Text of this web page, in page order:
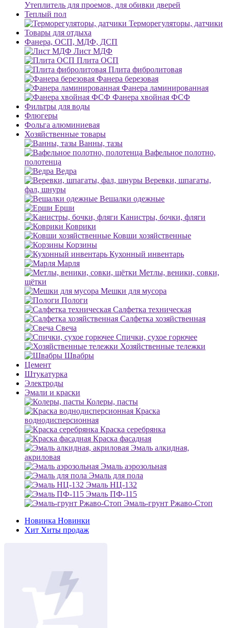
Утеплитель для проемов, для обивки дверей
Теплый пол
Терморегуляторы, датчики
Товары для отдыха
Фанера, ОСП, МДФ, ДСП
Лист МДФ
Плита ОСП
Плита фибролитовая
Фанера березовая
Фанера ламинированная
Фанера хвойная ФСФ
Фильтры для воды
Флюгеры
Фольга алюминиевая
Хозяйственные товары
Ванны, тазы
Вафельное полотно,
полотенца
Ведра
Веревки, шпагаты,
фал, шнуры
Вешалки одежные
Ерши
Канистры, бочки, фляги
Коврики
Ковши хозяйственные
Корзины
Кухонный инвентарь
Марля
Метлы, веники, совки,
щётки
Мешки для мусора
Пологи
Салфетка техническая
Салфетка хозяйственная
Свеча
Спички, сухое горючее
Хозяйственные тележки
Швабры
Цемент
Штукатурка
Электроды
Эмали и краски
Колеры, пасты
Краска
воднодисперсионная
Краска серебрянка
Краска фасадная
Эмаль алкидная,
акриловая
Эмаль аэрозольная
Эмаль для пола
Эмаль НЦ-132
Эмаль ПФ-115
Эмаль-грунт Ржаво-Стоп
Новинка Новинки
Хит Хиты продаж